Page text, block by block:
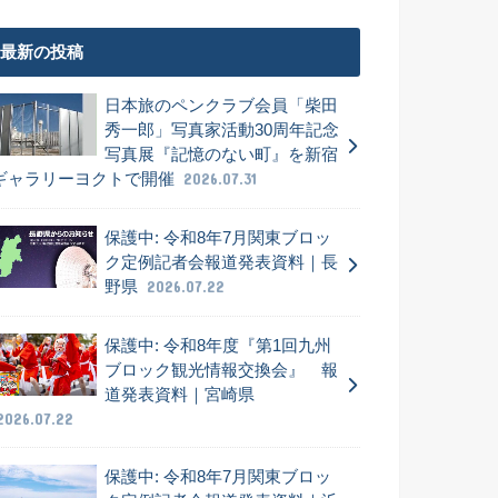
最新の投稿
日本旅のペンクラブ会員「柴田
秀一郎」写真家活動30周年記念
写真展『記憶のない町』を新宿
ャラリーヨクトで開催
2026.07.31
保護中: 令和8年7月関東ブロッ
ク定例記者会報道発表資料｜長
野県
2026.07.22
保護中: 令和8年度『第1回九州
ブロック観光情報交換会』 報
道発表資料｜宮崎県
保護中: 令和8年7月関東ブロッ